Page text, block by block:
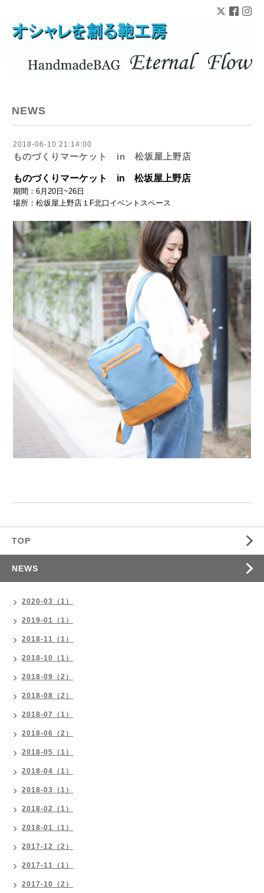
NEWS
2018-06-10 21:14:00
ものづくりマーケット in 松坂屋上野店
ものづくりマーケット in 松坂屋上野店
期間：6月20日~26日
場所：松坂屋上野店１F北口イベントスペース
TOP
NEWS
2020-03（1）
2019-01（1）
2018-11（1）
2018-10（1）
2018-09（2）
2018-08（2）
2018-07（1）
2018-06（2）
2018-05（1）
2018-04（1）
2018-03（1）
2018-02（1）
2018-01（1）
2017-12（2）
2017-11（1）
2017-10（2）